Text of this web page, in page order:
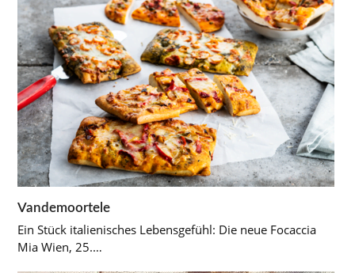
Vandemoortele
Ein Stück italienisches Lebensgefühl: Die neue Focaccia
Mia Wien, 25.…